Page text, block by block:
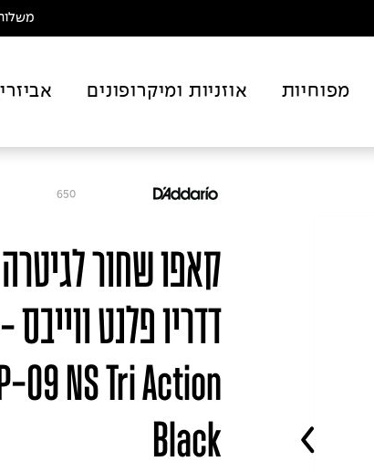
משלוח
מפוחיות אוזניות ומיקרופונים
650
קאפו שחור
09 NS Tri Action
Black